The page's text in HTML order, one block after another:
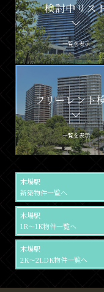
検討中リス
一覧を表示
フリーレント
一覧を表示
木場駅
新築物件一覧へ
木場駅
1R～1K物件一覧へ
木場駅
2K～2LDK物件一覧へ